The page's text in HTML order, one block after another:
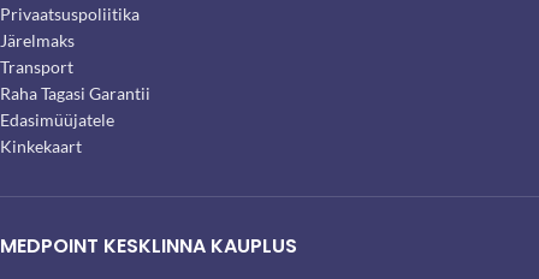
Privaatsuspoliitika
Järelmaks
Transport
Raha Tagasi Garantii
Edasimüüjatele
Kinkekaart
MEDPOINT KESKLINNA KAUPLUS